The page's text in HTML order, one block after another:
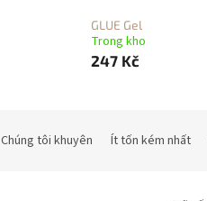
GLUE Gel
Trong kho
247 Kč
hChúng tôi khuyên Ít tốn kém nhất